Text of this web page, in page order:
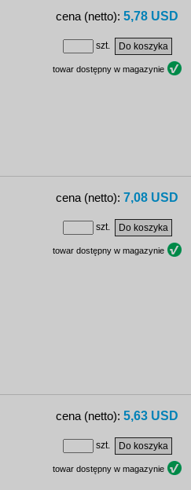
cena (netto): 5,78 USD
szt.
towar dostępny w magazynie
cena (netto): 7,08 USD
szt.
towar dostępny w magazynie
cena (netto): 5,63 USD
szt.
towar dostępny w magazynie